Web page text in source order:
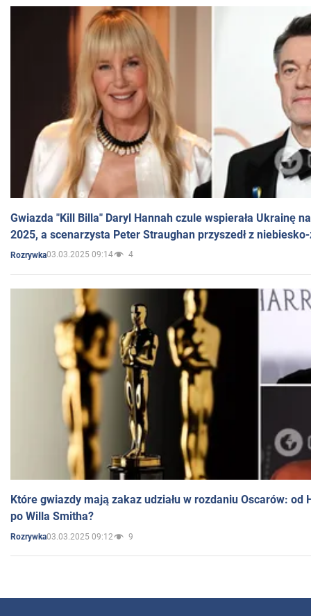
Gwiazda "Kill Billa" Daryl Hannah czule wspierała Ukrainę
2025, a scenarzysta Peter Straughan przyszedł z
Rozrywka03.03.2025 09:14 4
Które gwiazdy mają zakaz udziału w rozdaniu Oscarów: od
po Willa Smitha?
Rozrywka03.03.2025 09:12 9